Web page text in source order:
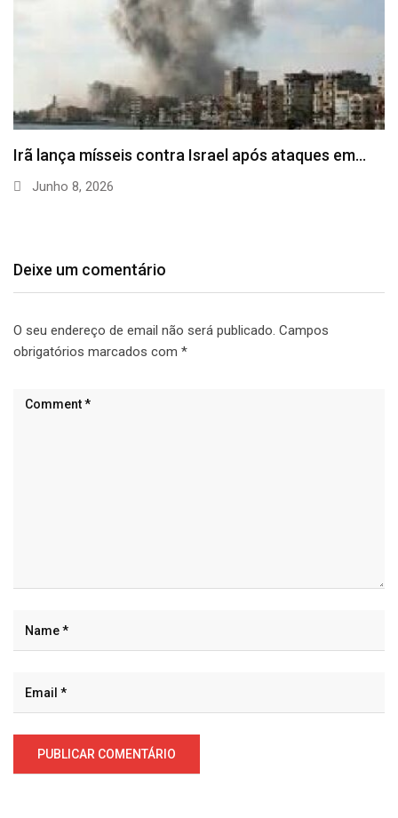
Irã lança mísseis contra Israel após ataques em…
Junho 8, 2026
Deixe um comentário
O seu endereço de email não será publicado. Campos
obrigatórios marcados com *